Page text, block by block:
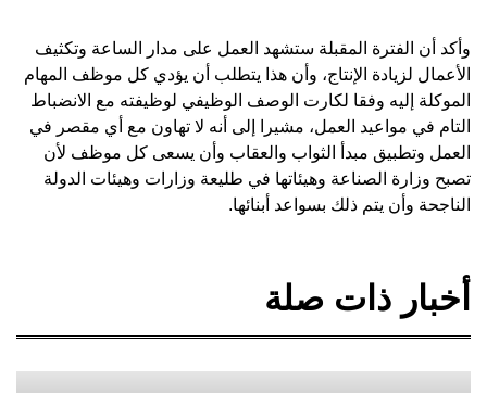
وأكد أن الفترة المقبلة ستشهد العمل على مدار الساعة وتكثيف
الأعمال لزيادة الإنتاج، وأن هذا يتطلب أن يؤدي كل موظف المهام
الموكلة إليه وفقا لكارت الوصف الوظيفي لوظيفته مع الانضباط
التام في مواعيد العمل، مشيرا إلى أنه لا تهاون مع أي مقصر في
العمل وتطبيق مبدأ الثواب والعقاب وأن يسعى كل موظف لأن
تصبح وزارة الصناعة وهيئاتها في طليعة وزارات وهيئات الدولة
الناجحة وأن يتم ذلك بسواعد أبنائها.
أخبار ذات صلة